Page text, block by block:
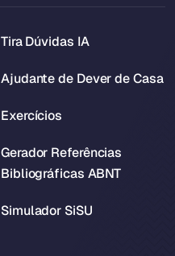
Tira Dúvidas IA
Ajudante de Dever de Casa
Exercícios
Gerador Referências
Bibliográficas ABNT
Simulador SiSU